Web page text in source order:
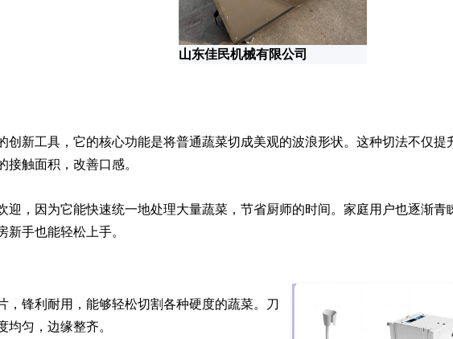
山东佳民机械有限公司
创新工具，它的核心功能是将普通蔬菜切成美观的波浪形状。这种切法不仅提
触面积，改善口感。
迎，因为它能快速统一地处理大量蔬菜，节省厨师的时间。家庭用户也逐渐青
新手也能轻松上手。
，锋利耐用，能够轻松切割各种硬度的蔬菜。刀
均匀，边缘整齐。